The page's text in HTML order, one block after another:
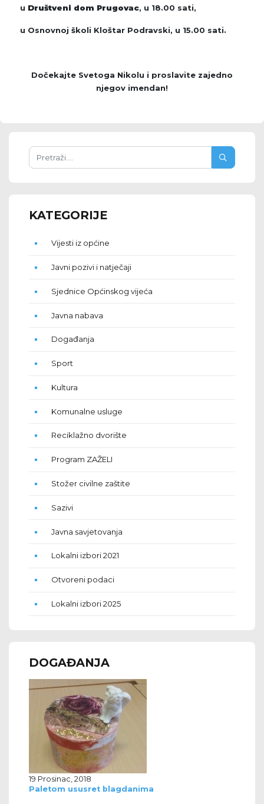
u Društveni dom Prugovac, u 18.00 sati,
u Osnovnoj školi Kloštar Podravski, u 15.00 sati.
Dočekajte Svetoga Nikolu i proslavite zajedno
njegov imendan!
KATEGORIJE
Vijesti iz općine
Javni pozivi i natječaji
Sjednice Općinskog vijeća
Javna nabava
Događanja
Sport
Kultura
Komunalne usluge
Reciklažno dvorište
Program ZAŽELI
Stožer civilne zaštite
Sazivi
Javna savjetovanja
Lokalni izbori 2021
Otvoreni podaci
Lokalni izbori 2025
DOGAĐANJA
19 Prosinac, 2018
Paletom ususret blagdanima